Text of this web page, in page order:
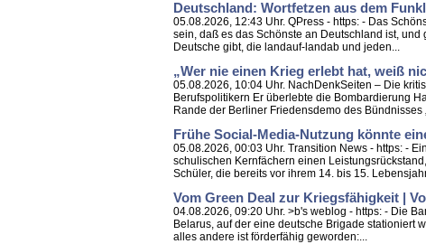
Deutschland: Wortfetzen aus dem
05.08.2026, 12:43 Uhr. QPress - https: - Das
sein, daß es das Schönste an Deutschland ist,
Deutsche gibt, die landauf-landab und jeden...
„Wer nie einen Krieg erlebt hat, weiß
05.08.2026, 10:04 Uhr. NachDenkSeiten – Die
Berufspolitikern Er überlebte die Bombardierung
Rande der Berliner Friedensdemo des Bündnisses
Frühe Social-Media-Nutzung könnte
05.08.2026, 00:03 Uhr. Transition News - https: -
schulischen Kernfächern einen
Schüler, die bereits vor ihrem 14. bis 15.
Vom Green Deal zur Kriegsfähigkeit |
04.08.2026, 09:20 Uhr. >b's weblog - https: - Die
Belarus, auf der eine deutsche Brigade stationiert
alles andere ist förderfähig geworden:...